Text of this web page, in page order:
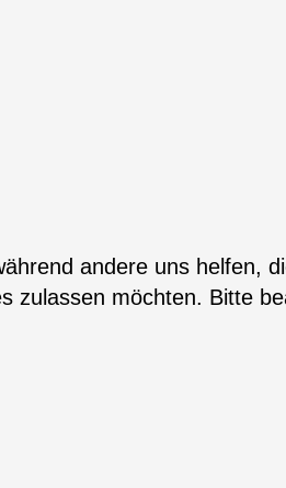
andere uns helfen,
zulassen möchten. Bitte